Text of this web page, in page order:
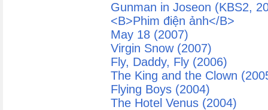
Gunman in Joseon (KBS2,
<B>Phim điện ảnh</B>
May 18 (2007)
Virgin Snow (2007)
Fly, Daddy, Fly (2006)
The King and the Clown
Flying Boys (2004)
The Hotel Venus (2004)